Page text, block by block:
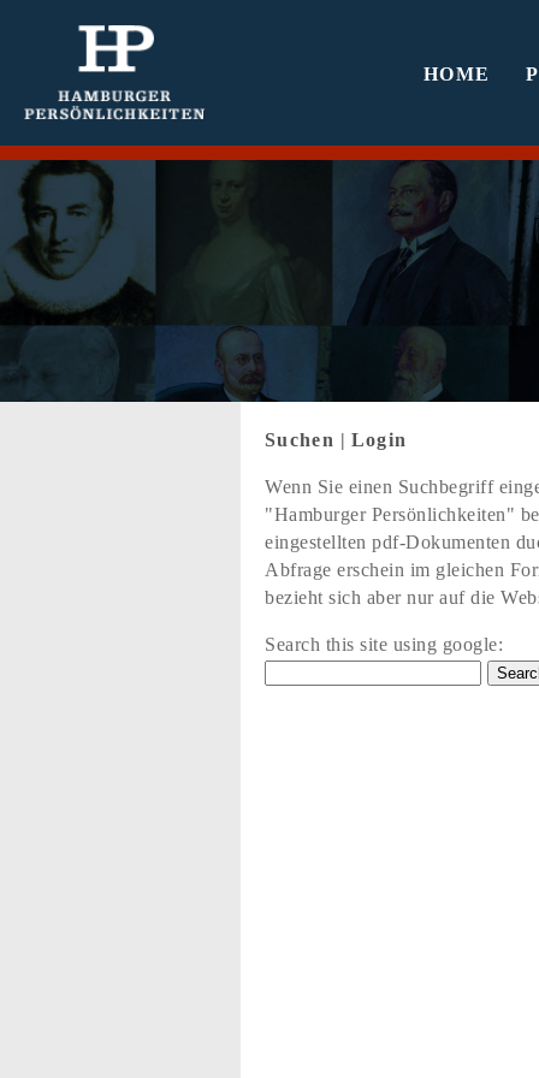
HOME
Suchen | Login
Wenn Sie einen Suchbegriff
"Hamburger Persönlichkeiten"
eingestellten pdf-Dokumenten
Abfrage erschein im gleichen
bezieht sich aber nur auf die
Search this site using google: